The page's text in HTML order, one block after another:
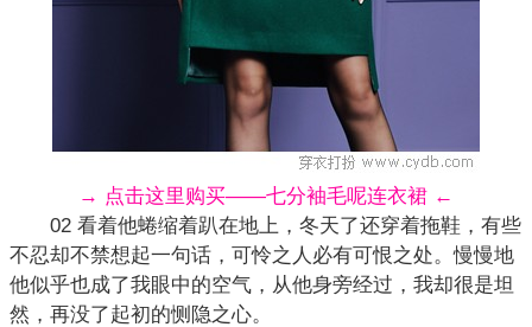
→ 点击这里购买——七分袖毛呢连衣裙 ←
02 看着他蜷缩着趴在地上，冬天了还穿着拖鞋，有些
不忍却不禁想起一句话，可怜之人必有可恨之处。慢慢地
他似乎也成了我眼中的空气，从他身旁经过，我却很是坦
然，再没了起初的恻隐之心。